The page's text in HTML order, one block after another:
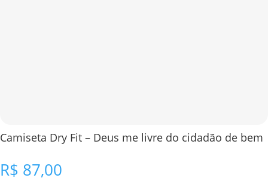
Camiseta Dry Fit – Deus me livre do cidadão de bem
R$ 87,00